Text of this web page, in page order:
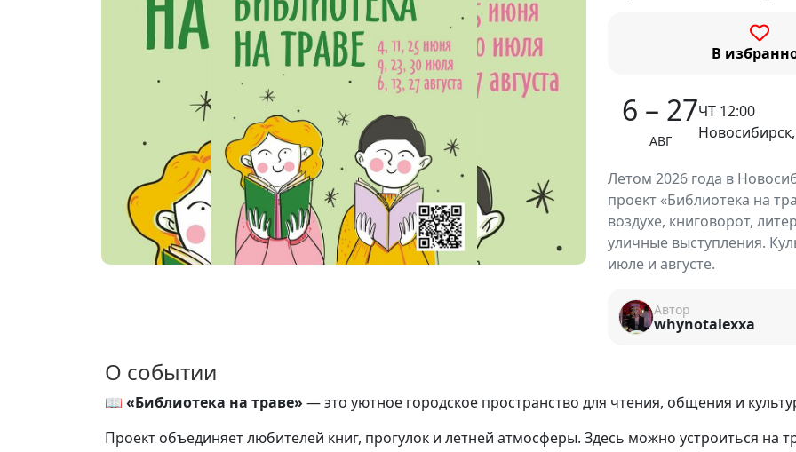
В
6 – 27
АВГ
ЧТ 12:00
Летом 2026 года в
проект «Библиотека на
воздухе, книговорот,
уличные выступления.
июле и августе.
Автор
whynotalexxa
О событии
📖 «Библиотека на траве» — это уютное городское пространство для чтения, общения и
Проект объединяет любителей книг, прогулок и летней атмосферы. Здесь можно устроиться на